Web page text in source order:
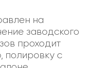
на
заводского
проходит
полировку с